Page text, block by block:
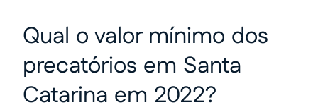
Qual o valor mínimo dos
precatórios em Santa
Catarina em 2022?